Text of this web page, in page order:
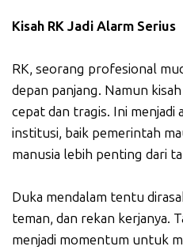
Kisah RK Jadi Alarm Serius
RK, seorang profesional
depan panjang. Namun
cepat dan tragis. Ini menjadi
institusi, baik pemerintah
manusia lebih penting dari
Duka mendalam tentu
teman, dan rekan kerjanya.
menjadi momentum untuk